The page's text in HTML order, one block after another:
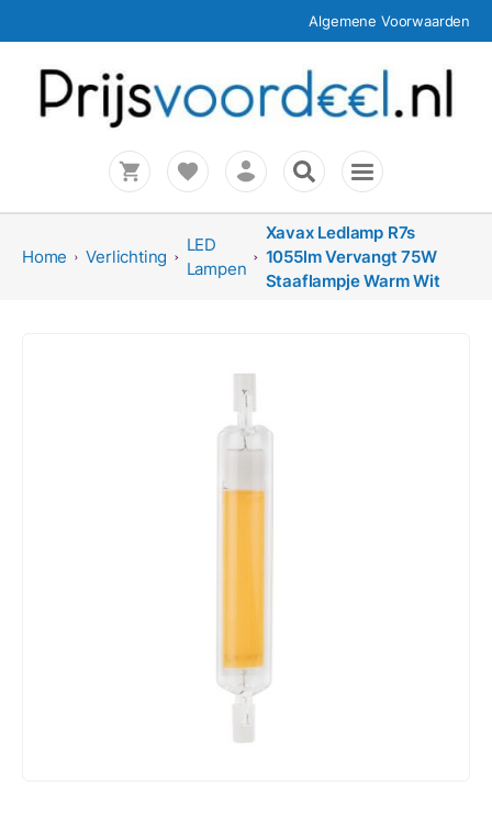
Algemene Voorwaarden
Home Verlichting
LED
Lampen
Xavax Ledlamp R7s
1055lm Vervangt 75W
Staaflampje Warm Wit